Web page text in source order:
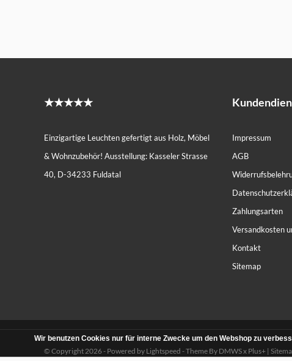
★★★★★
Einzigartige Leuchten gefertigt aus Holz, Möbel
& Wohnzubehör! Ausstellung: Kasseler Strasse
40, D-34233 Fuldatal
Impressum
AGB
Zahlungsarten
Versandkosten
Kontakt
Sitemap
© Copyright 2026 - Powered by Lightspeed - Theme By DMWSx Plus+ |
Wir benutzen Cookies nur für interne Zwecke um den Webshop zu